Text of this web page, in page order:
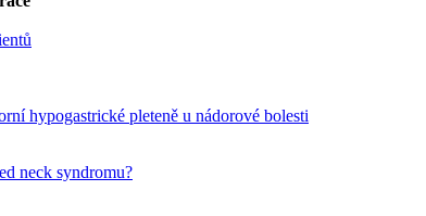
hypogastrické pleteně u nádorové bolesti
neck syndromu?